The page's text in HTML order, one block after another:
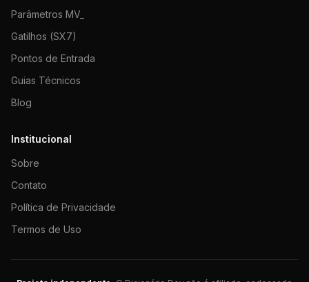
Parâmetros MV_
Gatilhos (SX7)
Pontos de Entrada
Guias Técnicos
Blog
Institucional
Sobre
Contato
Política de Privacidade
Termos de Uso